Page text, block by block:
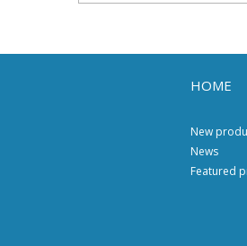
HOME
New
News
Featured